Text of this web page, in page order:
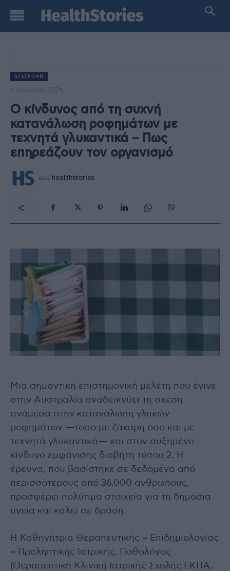
ΔΙΑΤΡΟΦΉ
4 Αυγούστου 2025
Ο κίνδυνος από τη συχνή
κατανάλωση ροφημάτων με
τεχνητά γλυκαντικά – Πως
επηρεάζουν τον οργανισμό
από healthstories
Μια σημαντική επιστημονική μελέτη που έγινε
στην Αυστραλία αναδεικνύει τη σχέση
ανάμεσα στην κατανάλωση γλυκών
ροφημάτων —τόσο με ζάχαρη όσο και με
τεχνητά γλυκαντικά— και στον αυξημένο
κίνδυνο εμφάνισης διαβήτη τύπου 2. Η
έρευνα, που βασίστηκε σε δεδομένα από
περισσότερους από 36,000 ανθρώπους,
προσφέρει πολύτιμα στοιχεία για τη δημόσια
υγεία και καλεί σε δράση.
Η Καθηγήτρια Θεραπευτικής – Επιδημιολογίας
– Προληπτικής Ιατρικής, Παθολόγος
(Θεραπευτική Κλινική Ιατρικής Σχολής ΕΚΠΑ,